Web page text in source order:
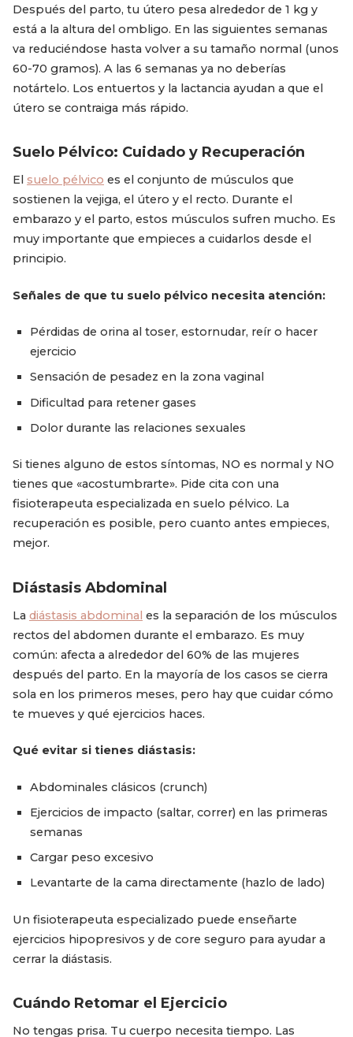
Después del parto, tu útero pesa alrededor de 1 kg y
está a la altura del ombligo. En las siguientes semanas
va reduciéndose hasta volver a su tamaño normal (unos
60-70 gramos). A las 6 semanas ya no deberías
notártelo. Los entuertos y la lactancia ayudan a que el
útero se contraiga más rápido.
Suelo Pélvico: Cuidado y Recuperación
El suelo pélvico es el conjunto de músculos que
sostienen la vejiga, el útero y el recto. Durante el
embarazo y el parto, estos músculos sufren mucho. Es
muy importante que empieces a cuidarlos desde el
principio.
Señales de que tu suelo pélvico necesita atención:
Pérdidas de orina al toser, estornudar, reír o hacer
ejercicio
Sensación de pesadez en la zona vaginal
Dificultad para retener gases
Dolor durante las relaciones sexuales
Si tienes alguno de estos síntomas, NO es normal y NO
tienes que «acostumbrarte». Pide cita con una
fisioterapeuta especializada en suelo pélvico. La
recuperación es posible, pero cuanto antes empieces,
mejor.
Diástasis Abdominal
La diástasis abdominal es la separación de los músculos
rectos del abdomen durante el embarazo. Es muy
común: afecta a alrededor del 60% de las mujeres
después del parto. En la mayoría de los casos se cierra
sola en los primeros meses, pero hay que cuidar cómo
te mueves y qué ejercicios haces.
Qué evitar si tienes diástasis:
Abdominales clásicos (crunch)
Ejercicios de impacto (saltar, correr) en las primeras
semanas
Cargar peso excesivo
Levantarte de la cama directamente (hazlo de lado)
Un fisioterapeuta especializado puede enseñarte
ejercicios hipopresivos y de core seguro para ayudar a
cerrar la diástasis.
Cuándo Retomar el Ejercicio
No tengas prisa. Tu cuerpo necesita tiempo. Las